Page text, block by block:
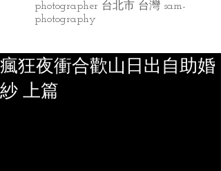
photographer 台北市 台灣 sam-
photography
瘋狂夜衝合歡山日出自助婚
紗 上篇